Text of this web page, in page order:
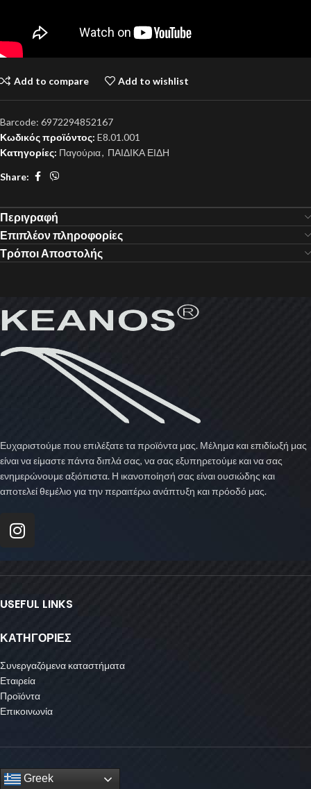
Add to compare Add to wishlist
Barcode: 6972294852167
Κωδικός προϊόντος: E8.01.001
Κατηγορίες: Παγούρια, ΠΑΙΔΙΚΑ ΕΙΔΗ
Share:
Περιγραφή
Επιπλέον πληροφορίες
Τρόποι Αποστολής
Ευχαριστούμε που επιλέξατε τα προϊόντα μας. Μέλημα και επιδίωξή μας
είναι να είμαστε πάντα διπλά σας, να σας εξυπηρετούμε και να σας
ενημερώνουμε αξιόπιστα. Η ικανοποίησή σας είναι ουσιώδης και
αποτελεί θεμέλιο για την περαιτέρω ανάπτυξη και πρόοδό μας.
USEFUL LINKS
ΚΑΤΗΓΟΡΙΕΣ
Συνεργαζόμενα καταστήματα
Εταιρεία
Προϊόντα
Επικοινωνία
Greek